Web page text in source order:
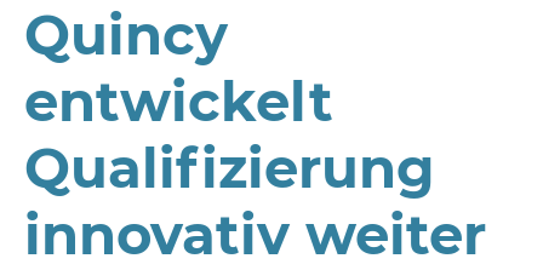
Quincy
entwickelt
Qualifizierung
innovativ weiter